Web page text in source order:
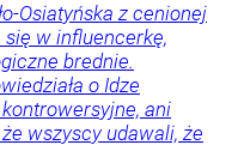
Osiatyńska z cenionej
w influencerkę,
brednie.
o Idze
ani
wszyscy udawali, że